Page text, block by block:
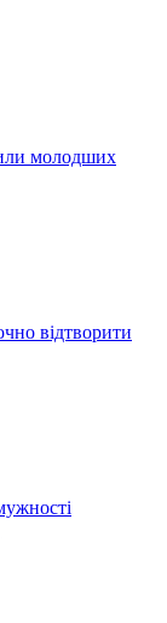
молодших
відтворити